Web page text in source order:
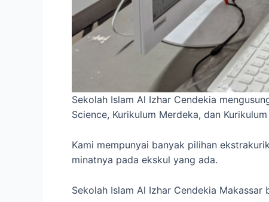
Sekolah Islam Al Izhar Cendekia
Science, Kurikulum Merdeka, dan
Kami mempunyai banyak pilihan
minatnya pada ekskul yang ada.
Sekolah Islam Al Izhar Cendekia Makassar